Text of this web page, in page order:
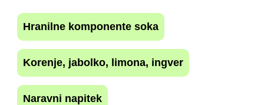
Hranilne komponente soka
Korenje, jabolko, limona, ingver
Naravni napitek